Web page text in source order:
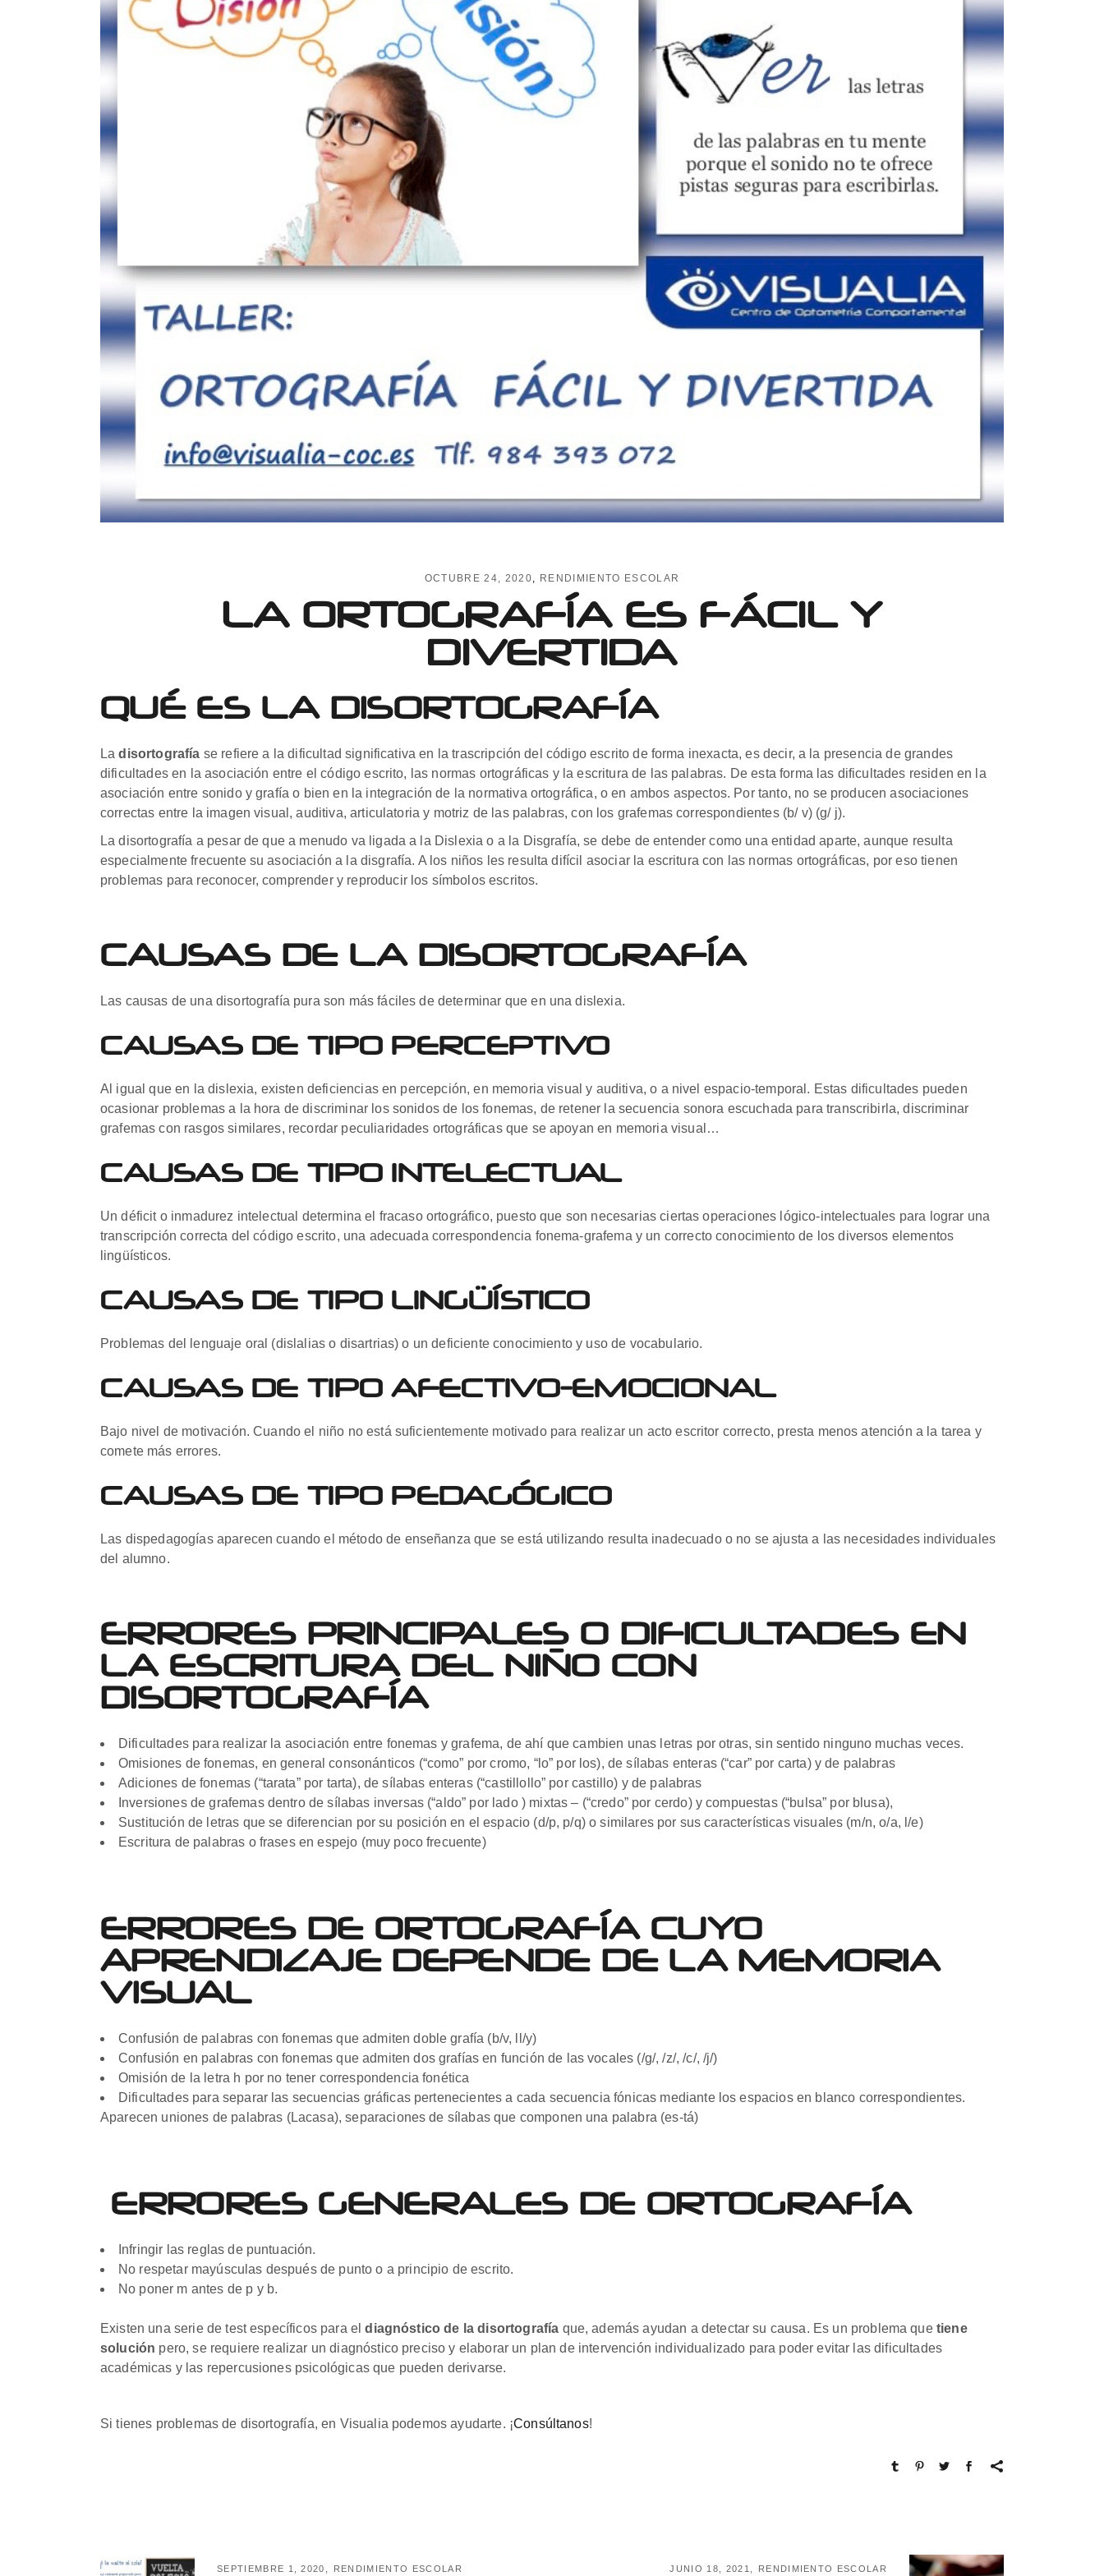
Forbrain
OCTUBRE 24, 2020 RENDIMIENTO ESCOLAR
LA ORTOGRAFÍA ES FÁCIL Y
DIVERTIDA
QUÉ ES LA DISORTOGRAFÍA
Ladisortografía se refiere a la dificultad significativa en la trascripción del código escrito de forma inexacta, es decir, a la presencia de grandes
dificultades en la asociación entre el código escrito, las normas ortográficas y la escritura de las palabras. De esta forma las dificultades residen en la
asociación entre sonido y grafía o bien en la integración de la normativa ortográfica, o en ambos aspectos. Por tanto, no se producen asociaciones
correctas entre la imagen visual, auditiva, articulatoria y motriz de las palabras, con los grafemas correspondientes (b/ v) (g/ j).
La disortografía a pesar de que a menudo va ligada a la Dislexia o a la Disgrafía, se debe de entender como una entidad aparte, aunque resulta
especialmente frecuente su asociación a la disgrafía. A los niños les resulta difícil asociar la escritura con las normas ortográficas, por eso tienen
problemas para reconocer, comprender y reproducir los símbolos escritos.
CAUSAS DE LA DISORTOGRAFÍA
Las causas de una disortografía pura son más fáciles de determinar que en una dislexia.
CAUSAS DE TIPO PERCEPTIVO
Al igual que en la dislexia, existen deficiencias en percepción, en memoria visual y auditiva, o a nivel espacio-temporal. Estas dificultades pueden
ocasionar problemas a la hora de discriminar los sonidos de los fonemas, de retener la secuencia sonora escuchada para transcribirla, discriminar
grafemas con rasgos similares, recordar peculiaridades ortográficas que se apoyan en memoria visual…
CAUSAS DE TIPO INTELECTUAL
Un déficit o inmadurez intelectual determina el fracaso ortográfico, puesto que son necesarias ciertas operaciones lógico-intelectuales para lograr una
transcripción correcta del código escrito, una adecuada correspondencia fonema-grafema y un correcto conocimiento de los diversos elementos
lingüísticos.
CAUSAS DE TIPO LINGÜÍSTICO
Problemas del lenguaje oral (dislalias o disartrias) o un deficiente conocimiento y uso de vocabulario.
CAUSAS DE TIPO AFECTIVO-EMOCIONAL
Bajo nivel de motivación. Cuando el niño no está suficientemente motivado para realizar un acto escritor correcto, presta menos atención a la tarea y
comete más errores.
CAUSAS DE TIPO PEDAGÓGICO
Las dispedagogías aparecen cuando el método de enseñanza que se está utilizando resulta inadecuado o no se ajusta a las necesidades individuales
del alumno.
ERRORES PRINCIPALES O DIFICULTADES EN
LA ESCRITURA DEL NIÑO CON
DISORTOGRAFÍA
Dificultades para realizar la asociación entre fonemas y grafema, de ahí que cambien unas letras por otras, sin sentido ninguno muchas veces.
Omisiones de fonemas, en general consonánticos (“como” por cromo, “lo” por los), de sílabas enteras (“car” por carta) y de palabras
Adiciones de fonemas (“tarata” por tarta), de sílabas enteras (“castillollo” por castillo) y de palabras
Inversiones de grafemas dentro de sílabas inversas (“aldo” por lado ) mixtas – (“credo” por cerdo) y compuestas (“bulsa” por blusa),
Sustitución de letras que se diferencian por su posición en el espacio (d/p, p/q) o similares por sus características visuales (m/n, o/a, l/e)
Escritura de palabras o frases en espejo (muy poco frecuente)
ERRORES DE ORTOGRAFÍA CUYO
APRENDIZAJE DEPENDE DE LA MEMORIA
VISUAL
Confusión de palabras con fonemas que admiten doble grafía (b/v, ll/y)
Confusión en palabras con fonemas que admiten dos grafías en función de las vocales (/g/, /z/, /c/, /j/)
Omisión de la letra h por no tener correspondencia fonética
Dificultades para separar las secuencias gráficas pertenecientes a cada secuencia fónicas mediante los espacios en blanco correspondientes.
Aparecen uniones de palabras (Lacasa), separaciones de sílabas que componen una palabra (es-tá)
ERRORES GENERALES DE ORTOGRAFÍA
Infringir las reglas de puntuación.
No respetar mayúsculas después de punto o a principio de escrito.
No poner m antes de p y b.
Existen una serie de test específicos para eldiagnóstico de la disortografía que, además ayudan a detectar su causa. Es un problema que tiene
solución pero, se requiere realizar un diagnóstico preciso y elaborar un plan de intervención individualizado para poder evitar las dificultades
académicas y las repercusiones psicológicas que pueden derivarse.
Si tienes problemas de disortografía, en Visualia podemos ayudarte. ¡Consúltanos!
SEPTIEMBRE 1, 2020 RENDIMIENTO ESCOLAR JUNIO 18, 2021 RENDIMIENTO ESCOLAR